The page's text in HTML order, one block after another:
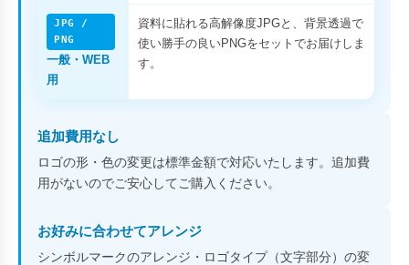
JPG /
PNG
一般・WEB
用
資料に貼れる高解像度JPGと、背景透過で
使い勝手の良いPNGをセットでお届けしま
す。
追加費用なし
ロゴの形・色の変更は標準金額で対応いたします。追加費
用がないのでご安心してご購入ください。
お好みに合わせてアレンジ
シンボルマークのアレンジ・ロゴタイプ（文字部分）の変